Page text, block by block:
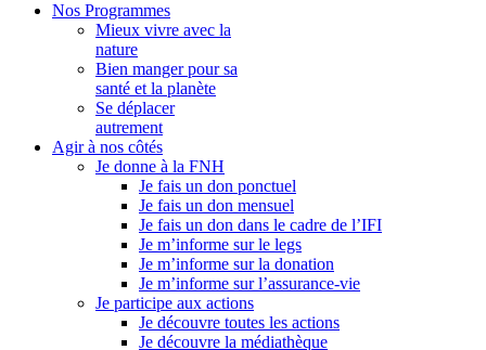
Nos Programmes
Mieux vivre avec la
nature
Bien manger pour sa
santé et la planète
Se déplacer
autrement
Agir à nos côtés
Je donne à la FNH
Je fais un don ponctuel
Je fais un don mensuel
Je fais un don dans le cadre de l’IFI
Je m’informe sur le legs
Je m’informe sur la donation
Je m’informe sur l’assurance-vie
Je participe aux actions
Je découvre toutes les actions
Je découvre la médiathèque